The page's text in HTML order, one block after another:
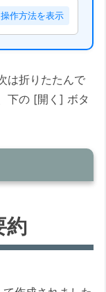
操作方法を表示
は折りたたんで
下の [開く] ボタ
約